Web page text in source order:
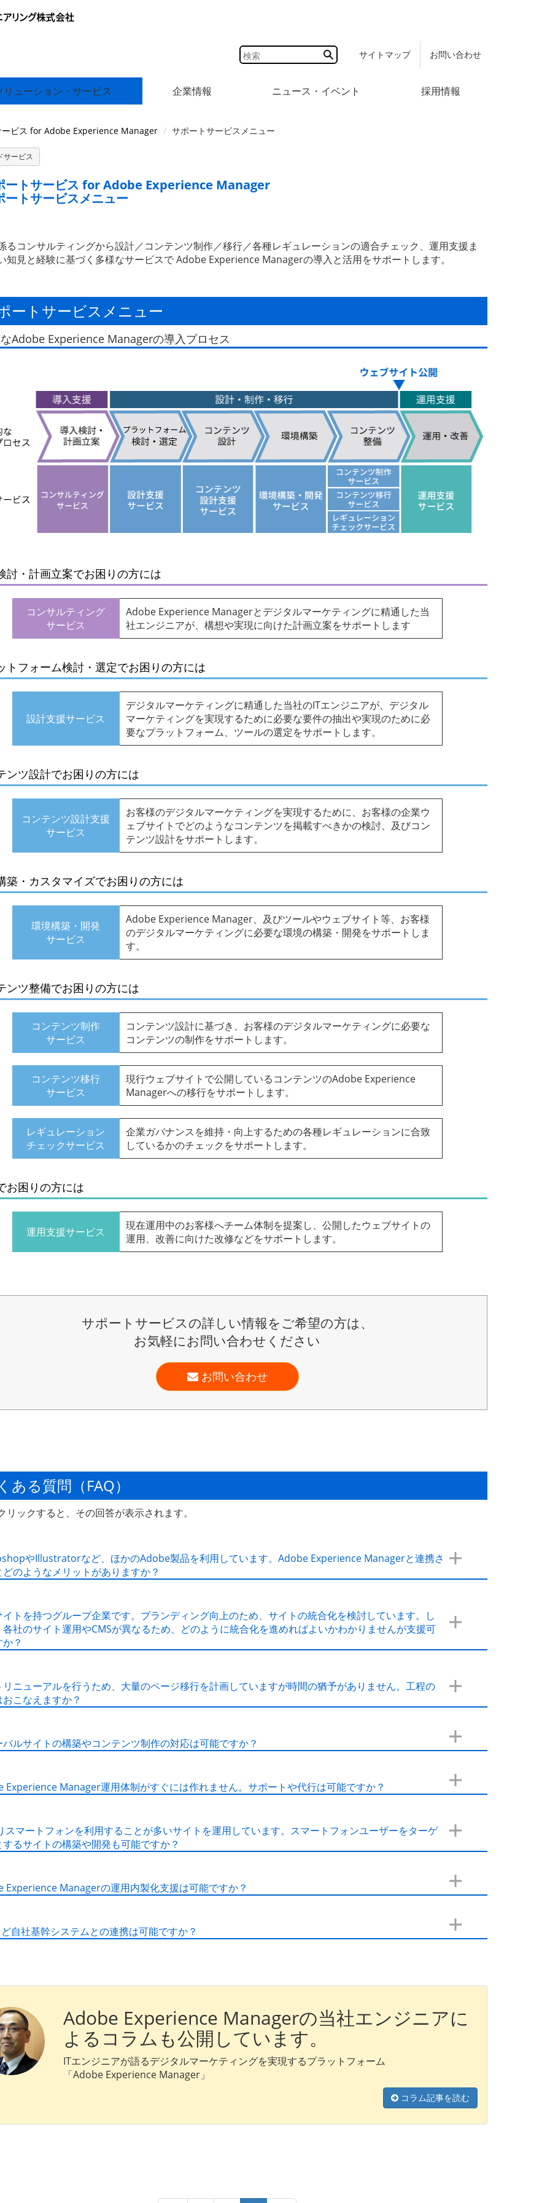
サ
ト
リューション・サービス 企業情報 ニュース・イベント 採用情報
サイトマップ お問い合わせ
ービス for Adobe Experience Manager サポートサービスメニュー
サービス
ートサービス for Adobe Experience Manager
ートサービスメニュー
るコンサルティングから設計／コンテンツ制作／移行／各種レギュレーションの適合チェック、運用支援ま
知見と経験に基づく多様なサービスで Adobe Experience Managerの導入と活用をサポートします。
ートサービスメニュー
Adobe Experience Managerの導入プロセス
討・計画立案でお困りの方には
コンサルティング
サービス
Adobe Experience Managerとデジタルマーケティングに精通した当
社エンジニアが、構想や実現に向けた計画立案をサポートします
トフォーム検討・選定でお困りの方には
設計支援サービス
デジタルマーケティングに精通した当社のITエンジニアが、デジタル
マーケティングを実現するために必要な要件の抽出や実現のために必
要なプラットフォーム、ツールの選定をサポートします。
ンツ設計でお困りの方には
コンテンツ設計支援
サービス
お客様のデジタルマーケティングを実現するために、お客様の企業ウ
ェブサイトでどのようなコンテンツを掲載すべきかの検討、及びコン
テンツ設計をサポートします。
築・カスタマイズでお困りの方には
環境構築・開発
サービス
Adobe Experience Manager、及びツールやウェブサイト等、お客様
のデジタルマーケティングに必要な環境の構築・開発をサポートしま
す。
ンツ整備でお困りの方には
コンテンツ制作
サービス
コンテンツ設計に基づき、お客様のデジタルマーケティングに必要な
コンテンツの制作をサポートします。
コンテンツ移行
サービス
現行ウェブサイトで公開しているコンテンツのAdobe Experience
Managerへの移行をサポートします。
レギュレーション
チェックサービス
企業ガバナンスを維持・向上するための各種レギュレーションに合致
しているかのチェックをサポートします。
お困りの方には
運用支援サービス
現在運用中のお客様へチーム体制を提案し、公開したウェブサイトの
運用、改善に向けた改修などをサポートします。
サポートサービスの詳しい情報をご希望の方は、
お気軽にお問い合わせください
お問い合わせ
ある質問（FAQ）
リックすると、その回答が表示されます。
やIllustratorなど、ほかのAdobe製品を利用しています。Adobe Experience Managerと連携さ
のようなメリットがありますか？
トを持つグループ企業です。ブランディング向上のため、サイトの統合化を検討しています。し
社のサイト運用やCMSが異なるため、どのように統合化を進めればよいかわかりませんが支援可
？
ニューアルを行うため、大量のページ移行を計画していますが時間の猶予がありません。工程の
こなえますか？
ルサイトの構築やコンテンツ制作の対応は可能ですか？
Experience Manager運用体制がすぐには作れません。サポートや代行は可能ですか？
スマートフォンを利用することが多いサイトを運用しています。スマートフォンユーザーをターゲ
るサイトの構築や開発も可能ですか？
Experience Managerの運用内製化支援は可能ですか？
自社基幹システムとの連携は可能ですか？
Adobe Experience Managerの当社エンジニアに
よる コラムも公開しています。
ITエンジニアが語るデジタルマーケティングを実現するプラットフォーム
「Adobe Experience Manager」
コラム記事を読む